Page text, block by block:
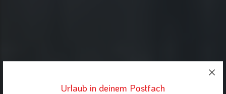
Urlaub in deinem Postfach